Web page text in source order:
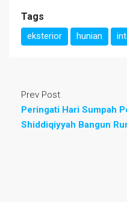
Tags
eksterior hunian
Prev Post
Peringati Hari Sumpah
Shiddiqiyyah Bangun